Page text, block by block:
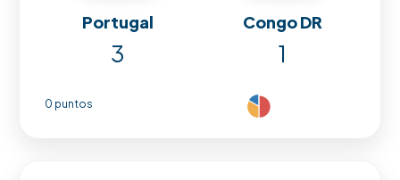
Portugal Congo DR
3 1
0 puntos